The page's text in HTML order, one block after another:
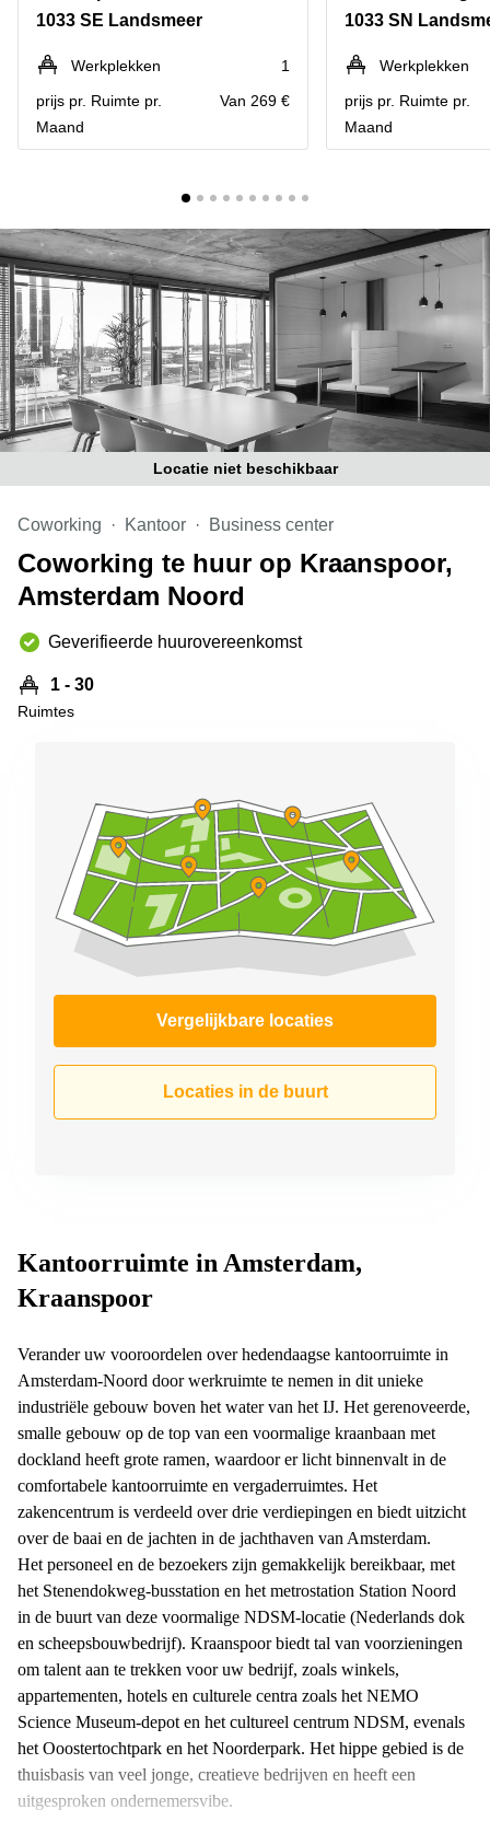
Hengelo
Hilversum
Hoofddorp
Deventer
Tilburg
Zwolle
Amsterdam
Westpoort
Reeuwijk
Business
Arnhem
Business
center
Hilversum
Business
center
Den
Haag
Coworking
space
Breda
Coworking
in Arnhem
Coworking
Hilversum
Coworking
space
Zwolle
Kantoor
Hengelo
Bedrijfsruimte
Huren in
Nijmegen
1033 SE Landsmeer
Werkplekken
1
prijs pr. Ruimte pr.
Maand
Van 269 €
1033 SN
Werkplekken
prijs pr. Ruimte pr.
Maand
Locatie niet beschikbaar
Coworking Kantoor Business center
Coworking te huur op Kraanspoor,
Amsterdam Noord
Geverifieerde huurovereenkomst
1 - 30
Ruimtes
Vergelijkbare locaties
Locaties in de buurt
Kantoorruimte in Amsterdam,
Kraanspoor
Verander uw vooroordelen over hedendaagse kantoorruimte in
Amsterdam-Noord door werkruimte te nemen in dit unieke
industriële gebouw boven het water van het IJ. Het gerenoveerde,
smalle gebouw op de top van een voormalige kraanbaan met
dockland heeft grote ramen, waardoor er licht binnenvalt in de
comfortabele kantoorruimte en vergaderruimtes. Het
zakencentrum is verdeeld over drie verdiepingen en biedt uitzicht
over de baai en de jachten in de jachthaven van Amsterdam.
Het personeel en de bezoekers zijn gemakkelijk bereikbaar, met
het Stenendokweg-busstation en het metrostation Station Noord
in de buurt van deze voormalige NDSM-locatie (Nederlands dok
en scheepsbouwbedrijf). Kraanspoor biedt tal van voorzieningen
om talent aan te trekken voor uw bedrijf, zoals winkels,
appartementen, hotels en culturele centra zoals het NEMO
Science Museum-depot en het cultureel centrum NDSM, evenals
het Ooostertochtpark en het Noorderpark. Het hippe gebied is de
thuisbasis van veel jonge, creatieve bedrijven en heeft een
uitgesproken ondernemersvibe.